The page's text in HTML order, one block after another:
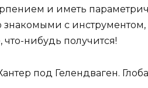
и иметь
с инструментом,
что-нибудь получится!